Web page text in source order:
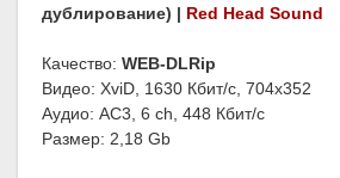
дублирование) | Red Head Sound
Качество: WEB-DLRip
Видео: XviD, 1630 Кбит/с, 704x352
Аудио: AC3, 6 ch, 448 Кбит/с
Размер: 2,18 Gb